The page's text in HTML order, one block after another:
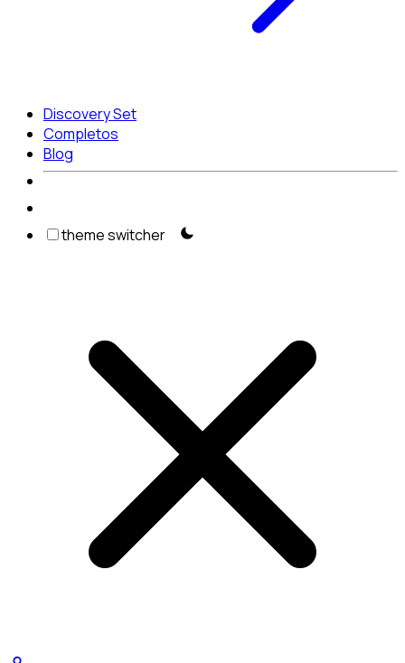
Discovery Set
Completos
Blog
theme switcher